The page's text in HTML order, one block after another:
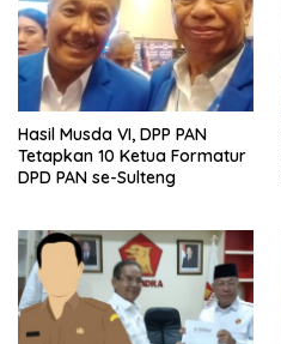
Hasil Musda VI, DPP PAN
Tetapkan 10 Ketua Formatur
DPD PAN se-Sulteng